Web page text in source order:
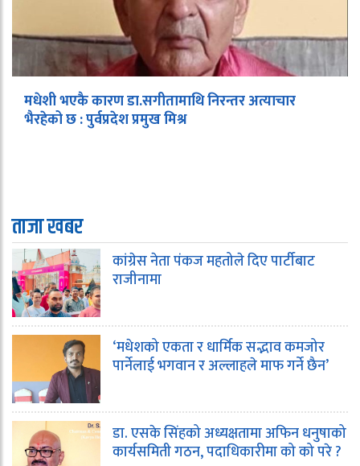
मधेशी भएकै कारण डा.सगीतामाथि निरन्तर अत्याचार
भैरहेको छ : पुर्वप्रदेश प्रमुख मिश्र
ताजा खबर
कांग्रेस नेता पंकज महतोले दिए पार्टीबाट
राजीनामा
‘मधेशको एकता र धार्मिक सद्भाव कमजोर
पार्नेलाई भगवान र अल्लाहले माफ गर्ने छैन’
डा. एसके सिंहको अध्यक्षतामा अफिन धनुषाको
कार्यसमिती गठन, पदाधिकारीमा को को परे ?